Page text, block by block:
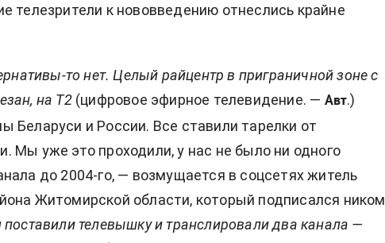
телезрители к нововведению отнеслись крайне
то нет. Целый райцентр в приграничной зоне с
на Т2 (цифровое эфирное телевидение. — Авт.)
Беларуси и России. Все ставили тарелки от
Мы уже это проходили, у нас не было ни одного
до 2004-го, — возмущается в соцсетях житель
Житомирской области, который подписался ником
телевышку и транслировали два канала —